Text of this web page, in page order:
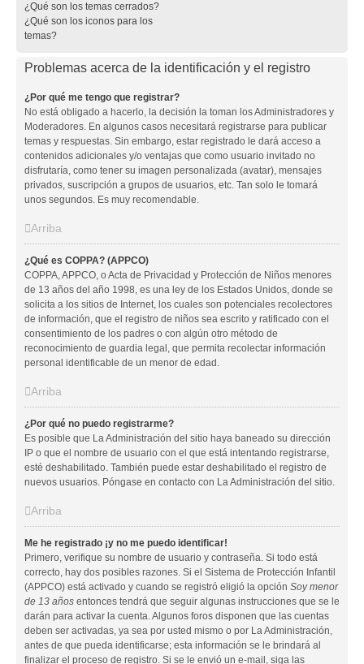
¿Qué son los temas cerrados?
¿Qué son los iconos para los
temas?
Problemas acerca de la identificación y el registro
¿Por qué me tengo que registrar?
No está obligado a hacerlo, la decisión la toman los Administradores y
Moderadores. En algunos casos necesitará registrarse para publicar
temas y respuestas. Sin embargo, estar registrado le dará acceso a
contenidos adicionales y/o ventajas que como usuario invitado no
disfrutaría, como tener su imagen personalizada (avatar), mensajes
privados, suscripción a grupos de usuarios, etc. Tan solo le tomará
unos segundos. Es muy recomendable.
Arriba
¿Qué es COPPA? (APPCO)
COPPA, APPCO, o Acta de Privacidad y Protección de Niños menores
de 13 años del año 1998, es una ley de los Estados Unidos, donde se
solicita a los sitios de Internet, los cuales son potenciales recolectores
de información, que el registro de niños sea escrito y ratificado con el
consentimiento de los padres o con algún otro método de
reconocimiento de guardia legal, que permita recolectar información
personal identificable de un menor de edad.
Arriba
¿Por qué no puedo registrarme?
Es posible que La Administración del sitio haya baneado su dirección
IP o que el nombre de usuario con el que está intentando registrarse,
esté deshabilitado. También puede estar deshabilitado el registro de
nuevos usuarios. Póngase en contacto con La Administración del sitio.
Arriba
Me he registrado ¡y no me puedo identificar!
Primero, verifique su nombre de usuario y contraseña. Si todo está
correcto, hay dos posibles razones. Si el Sistema de Protección Infantil
(APPCO) está activado y cuando se registró eligió la opción Soy menor
de 13 años entonces tendrá que seguir algunas instrucciones que se le
darán para activar la cuenta. Algunos foros disponen que las cuentas
deben ser activadas, ya sea por usted mismo o por La Administración,
antes de que pueda identificarse; esta información se le brindará al
finalizar el proceso de registro. Si se le envió un e-mail, siga las